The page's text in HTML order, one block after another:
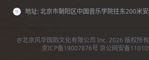
地址: 北京市朝阳区中国音乐学院往东200米安
@北京风华国韵文化有限公司 Inc. 2026 版权所有
京ICP备19007876号 京公网安备